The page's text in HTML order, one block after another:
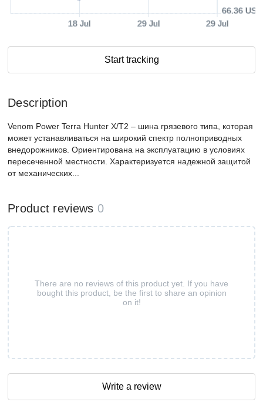
18 Jul 29 Jul 29 Jul
66.36 USD
Start tracking
Description
Venom Power Terra Hunter X/T2 – шина грязевого типа, которая
может устанавливаться на широкий спектр полноприводных
внедорожников. Ориентирована на эксплуатацию в условиях
пересеченной местности. Характеризуется надежной защитой
от механических...
Product reviews 0
There are no reviews of this product yet. If you have
bought this product, be the first to share an opinion
on it!
Write a review